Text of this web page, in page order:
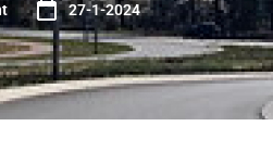
27-1-2024